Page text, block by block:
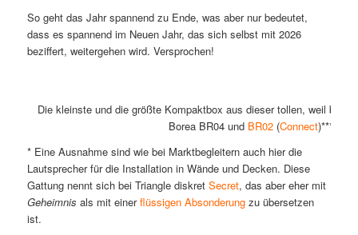
So geht das Jahr spannend zu Ende, was aber nur bedeutet,
dass es spannend im Neuen Jahr, das sich selbst mit 2026
beziffert, weitergehen wird. Versprochen!
Die kleinste und die größte Kompaktbox aus dieser tollen, weil
Borea BR04 und BR02(Connect)*******
* Eine Ausnahme sind wie bei Marktbegleitern auch hier die
Lautsprecher für die Installation in Wände und Decken. Diese
Gattung nennt sich bei Triangle diskret Secret, das aber eher mit
Geheimnis als mit einerflüssigen Absonderungzu übersetzen
ist.